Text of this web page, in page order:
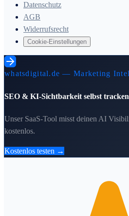
Datenschutz
AGB
Widerrufsrecht
Cookie-Einstellungen
whatsdigital.de — Marketing
SEO & KI-Sichtbarkeit selbst
Unser SaaS-Tool misst deinen AI
kostenlos.
Kostenlos testen →